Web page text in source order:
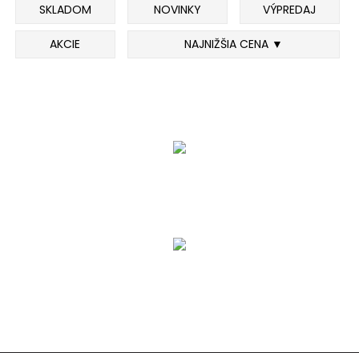
SKLADOM NOVINKY VÝPREDAJ
AKCIE NAJNIŽŠIA CENA ▼
DOPLNKY K PRÚTOM